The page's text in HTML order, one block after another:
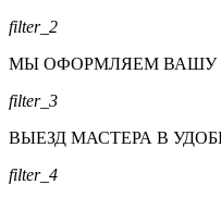
filter_2
МЫ ОФОРМЛЯЕМ ВАШУ
filter_3
ВЫЕЗД МАСТЕРА В
filter_4